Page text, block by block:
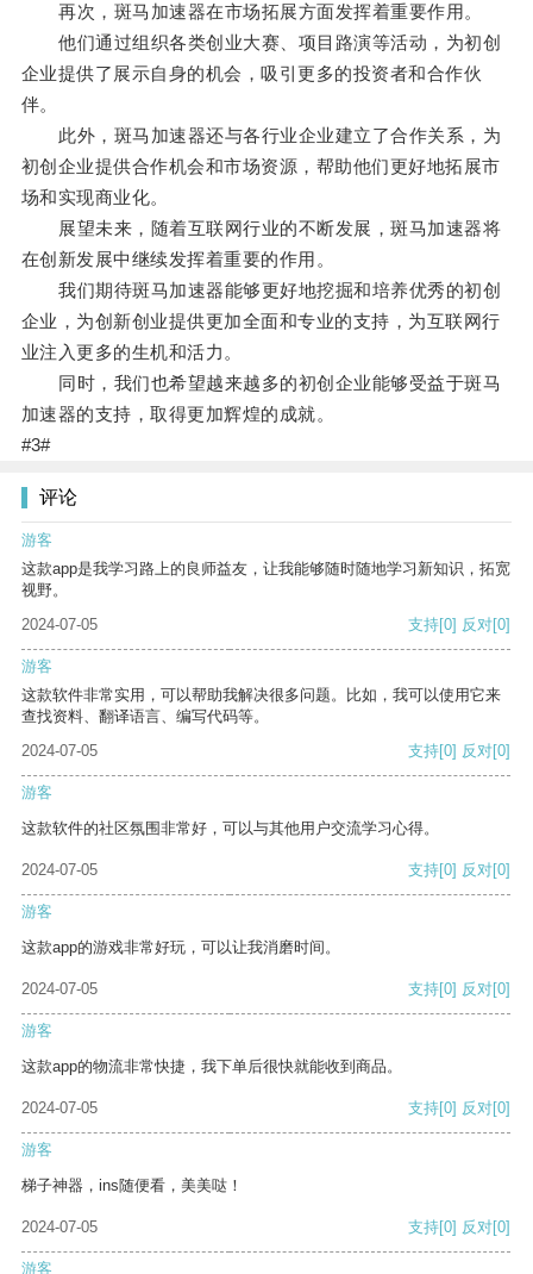
再次，斑马加速器在市场拓展方面发挥着重要作用。
他们通过组织各类创业大赛、项目路演等活动，为初创
企业提供了展示自身的机会，吸引更多的投资者和合作伙
伴。
此外，斑马加速器还与各行业企业建立了合作关系，为
初创企业提供合作机会和市场资源，帮助他们更好地拓展市
场和实现商业化。
展望未来，随着互联网行业的不断发展，斑马加速器将
在创新发展中继续发挥着重要的作用。
我们期待斑马加速器能够更好地挖掘和培养优秀的初创
企业，为创新创业提供更加全面和专业的支持，为互联网行
业注入更多的生机和活力。
同时，我们也希望越来越多的初创企业能够受益于斑马
加速器的支持，取得更加辉煌的成就。
#3#
评论
游客
这款app是我学习路上的良师益友，让我能够随时随地学习新知识，拓宽
视野。
2024-07-05
支持[0] 反对[0]
游客
这款软件非常实用，可以帮助我解决很多问题。比如，我可以使用它来
查找资料、翻译语言、编写代码等。
2024-07-05
支持[0] 反对[0]
游客
这款软件的社区氛围非常好，可以与其他用户交流学习心得。
2024-07-05 支持[0] 反对[0]
游客
这款app的游戏非常好玩，可以让我消磨时间。
2024-07-05 支持[0] 反对[0]
游客
这款app的物流非常快捷，我下单后很快就能收到商品。
2024-07-05 支持[0] 反对[0]
游客
梯子神器，ins随便看，美美哒！
2024-07-05 支持[0] 反对[0]
游客